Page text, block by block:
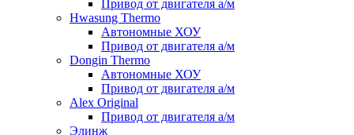
Привод от двигателя а/м
Hwasung Thermo
Автономные ХОУ
Привод от двигателя а/м
Dongin Thermo
Автономные ХОУ
Привод от двигателя а/м
Alex Original
Привод от двигателя а/м
Элинж